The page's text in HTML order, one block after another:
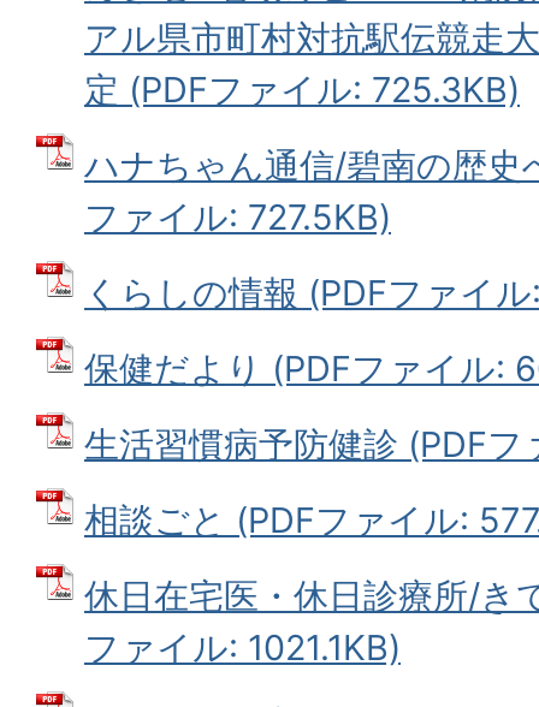
アル県市町村対抗駅伝競走
定 (PDFファイル: 725.3KB)
ハナちゃん通信/碧南の歴史
ファイル: 727.5KB)
くらしの情報 (PDFファイ
保健だより (PDFファイル:
生活習慣病予防健診 (PDF
相談ごと (PDFファイル:
休日在宅医・休日診療所/き
ファイル: 1021.1KB)